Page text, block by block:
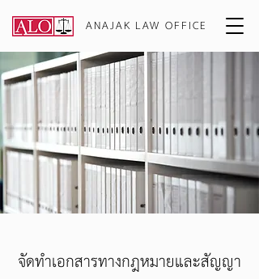
ANAJAK LAW OFFICE
จัดทำเอกสารทางกฎหมายและสัญญา